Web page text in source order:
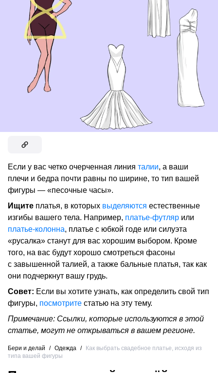
Если у вас четко очерченная линия талии, а ваши
плечи и бедра почти равны по ширине, то тип вашей
фигуры — «песочные часы».
Ищите платья, в которых выделяются естественные
изгибы вашего тела. Например, платье-футляр или
платье-колонна, платье с юбкой годе или силуэта
«русалка» станут для вас хорошим выбором. Кроме
того, на вас будут хорошо смотреться фасоны
с завышенной талией, а также бальные платья, так как
они подчеркнут вашу грудь.
Совет: Если вы хотите узнать, как определить свой тип
фигуры, посмотрите статью на эту тему.
Примечание: Ссылки, которые используются в этой
статье, могут не открываться в вашем регионе.
Бери и делай / Одежда /
Как выбрать свадебное платье, исходя из
типа вашей фигуры